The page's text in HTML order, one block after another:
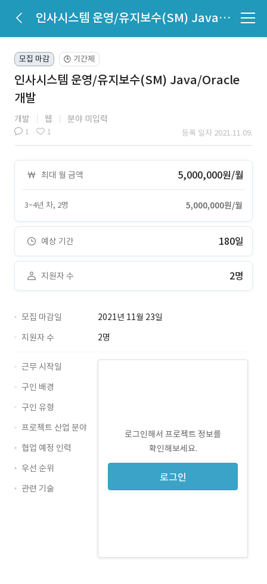
인사시스템 운영/유지보수(SM) Java/Oracle 개발
모집 마감 🕒 기간제
인사시스템 운영/유지보수(SM) Java/Oracle
개발
개발 웹 분야 미입력
1 1 등록 일자 2021.11.09.
최대 월 금액 5,000,000원/월
3~4년 차, 2명 5,000,000원/월
예상 기간 180일
지원자 수 2명
모집 마감일
2021년 11월 23일
지원자 수
2명
로그인해서 프로젝트 정보를
확인해보세요.
로그인
근무 시작일
구인 배경
구인 유형
프로젝트 산업 분야
협업 예정 인력
우선 순위
관련 기술
JavaScript · 경력 무관